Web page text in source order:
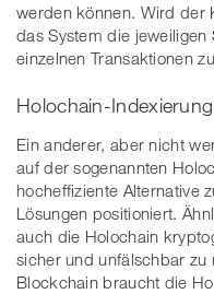
werden können. Wird der
das System die
einzelnen Transaktionen
Holochain-
Ein anderer, aber nicht
auf der sogenannten
hocheffiziente Alternative
Lösungen positioniert.
auch die Holochain
sicher und unfälschbar zu
Blockchain braucht die